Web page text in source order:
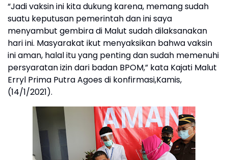
“Jadi vaksin ini kita dukung karena, memang sudah
suatu keputusan pemerintah dan ini saya
menyambut gembira di Malut sudah dilaksanakan
hari ini. Masyarakat ikut menyaksikan bahwa vaksin
ini aman, halal itu yang penting dan sudah memenuhi
persyaratan izin dari badan BPOM,” kata Kajati Malut
Erryl Prima Putra Agoes di konfirmasi,Kamis,
(14/1/2021).